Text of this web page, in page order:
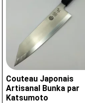
Couteau Japonais
Artisanal Bunka par
Katsumoto